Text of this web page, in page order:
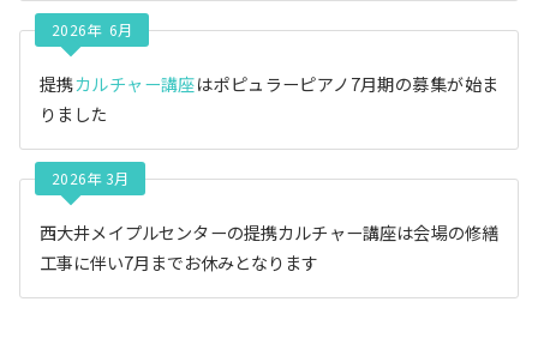
2026年 6月
提携カルチャー講座はポピュラーピアノ7月期の募集が始ま
りました
2026年 3月
西大井メイプルセンターの提携カルチャー講座は会場の修繕
工事に伴い7月までお休みとなります